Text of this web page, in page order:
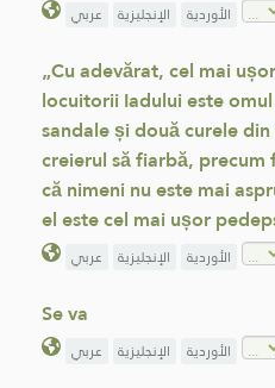
عربي الإنجليزية الأوردية
„Cu adevărat, cel mai
locuitorii Iadului este
sandale și două curele
creierul să fiarbă, precum
că nimeni nu este mai
el este cel mai ușor
عربي الإنجليزية الأوردية
Se va
عربي الإنجليزية الأوردية